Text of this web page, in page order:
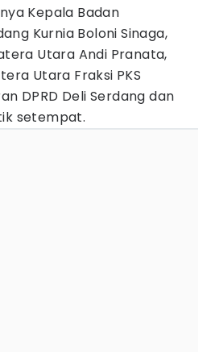
Kepala Badan
Kurnia Boloni Sinaga,
Utara Andi Pranata,
Utara Fraksi PKS
DPRD Deli Serdang dan
setempat.